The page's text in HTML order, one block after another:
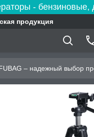
- бензиновые,
продукция
– надежный выбор